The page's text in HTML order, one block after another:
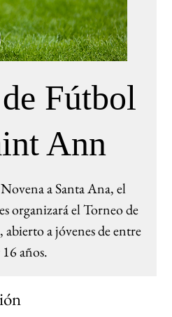
Fútbol
Ann
a Santa Ana, el
organizará el Torneo de
a jóvenes de entre
años.